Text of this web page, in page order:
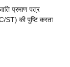
प्रमाण पत्र
की पुष्टि करता